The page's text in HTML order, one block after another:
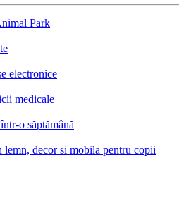
Park
electronice
medicale
o săptămână
decor si mobila pentru copii